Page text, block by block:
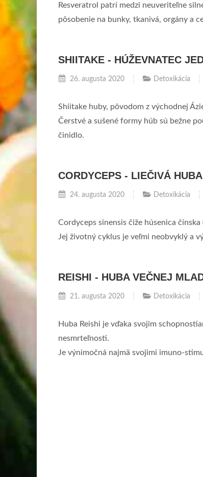
Resveratrol patrí medzi neuveriteľne
pôsobenie na bunky, tkanivá, orgány a
SHIITAKE - HÚŽEVNATEC
26. augusta 2020 Detoxikácia
Shiitake huby, pôvodom z východnej
Čerstvé a sušené formy húb sú bežne
činidlo.
CORDYCEPS - LIEČIVÁ
24. augusta 2020 Detoxikácia
Cordyceps sinensis čiže húsenica
Jej životný cyklus je veľmi neobvyklý a
REISHI - HUBA VEČNEJ
21. augusta 2020 Detoxikácia
Huba Reishi je vďaka svojim
nesmrteľnosti.
Je výnimočná najmä svojimi imuno-